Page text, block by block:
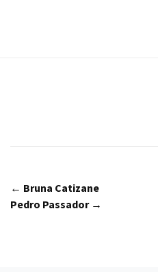
← Bruna Catizane
Pedro Passador →